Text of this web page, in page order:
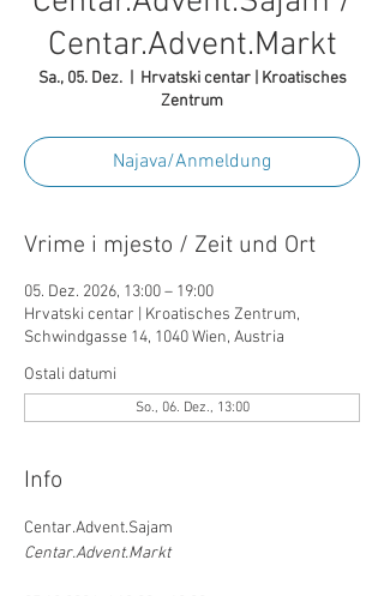
Centar.Advent.Markt
Sa., 05. Dez.
  |
Hrvatski centar | Kroatisches
Zentrum
Najava/Anmeldung
Vrime i mjesto / Zeit und Ort
05. Dez. 2026, 13:00 – 19:00
Hrvatski centar | Kroatisches Zentrum,
Schwindgasse 14, 1040 Wien, Austria
Ostali datumi
So., 06. Dez., 13:00
Info
Centar.Advent.Sajam
Centar.Advent.Markt